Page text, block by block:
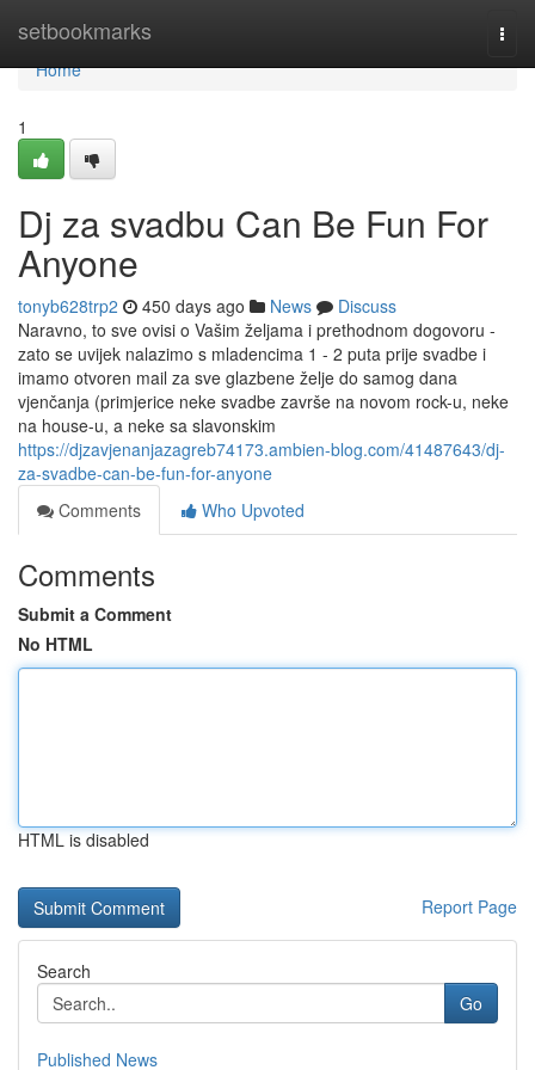
setbookmarks
Home
Home
1
Dj za svadbu Can Be Fun For
Anyone
tonyb628trp2 450 days ago News
Discuss
Naravno, to sve ovisi o Vašim željama i prethodnom dogovoru -
zato se uvijek nalazimo s mladencima 1 - 2 puta prije svadbe i
imamo otvoren mail za sve glazbene želje do samog dana
vjenčanja (primjerice neke svadbe završe na novom rock-u, neke
na house-u, a neke sa slavonskim
https://djzavjenanjazagreb74173.ambien-blog.com/41487643/dj-
za-svadbe-can-be-fun-for-anyone
Comments
Who Upvoted
Comments
Submit a Comment
No HTML
HTML is disabled
Report Page
Search
Go
Published News